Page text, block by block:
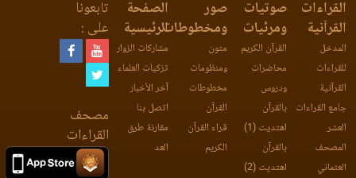
القراءات
القرآنية
المدخل
للقراءات
القرآنية
جامع القراءات
العشر
المصحف
العثماني
صوتيات
ومرئيات
القرآن الكريم
محاضرات
ودروس
بالقرآن
اهتديت (1)
بالقرآن
اهتديت (2)
صور
ومخطوطات
متون
ومنظومات
مخطوطات
القرآن
قراء القرآن
الكريم
الصفحة
الرئيسية
مشاركات الزوار
تزكيات العلماء
آخر الأخبار
اتصل بنا
مقارنة طرق
العد
تابعونا
على :
مصحف
القراءات